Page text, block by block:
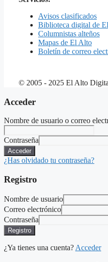
Avisos clasificados
Biblioteca digital de
Columnistas alteños
Mapas de El Alto
Boletín de correo
© 2005 - 2025 El Alto
Acceder
Nombre de usuario o correo
Contraseña
Acceder
¿Has olvidado tu contraseña?
Registro
Nombre de usuario
Correo electrónico
Contraseña
Registro
¿Ya tienes una cuenta? Acceder